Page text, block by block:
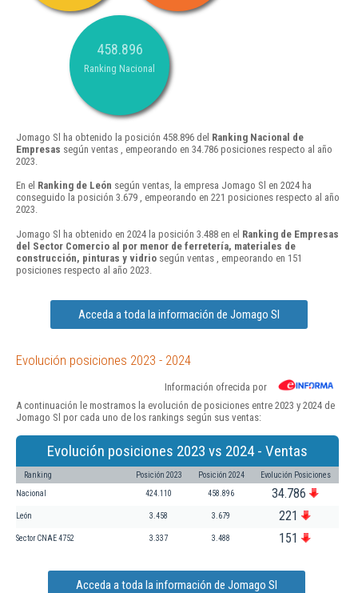
458.896
Ranking Nacional
Jomago Sl ha obtenido la posición 458.896 del Ranking Nacional de
Empresas según ventas , empeorando en 34.786 posiciones respecto al año
2023.
En el Ranking de León según ventas, la empresa Jomago Sl en 2024 ha
conseguido la posición 3.679 , empeorando en 221 posiciones respecto al año
2023.
Jomago Sl ha obtenido en 2024 la posición 3.488 en el Ranking de Empresas
del Sector Comercio al por menor de ferretería, materiales de
construcción, pinturas y vidrio según ventas , empeorando en 151
posiciones respecto al año 2023.
Acceda a toda la información de Jomago Sl
Evolución posiciones 2023 - 2024
Información ofrecida por
A continuación le mostramos la evolución de posiciones entre 2023 y 2024 de
Jomago Sl por cada uno de los rankings según sus ventas:
Evolución posiciones 2023 vs 2024 - Ventas
Ranking Posición 2023 Posición 2024 Evolución Posiciones
Nacional 424.110 458.896 34.786
León 3.458 3.679 221
Sector CNAE 4752 3.337 3.488 151
Acceda a toda la información de Jomago Sl